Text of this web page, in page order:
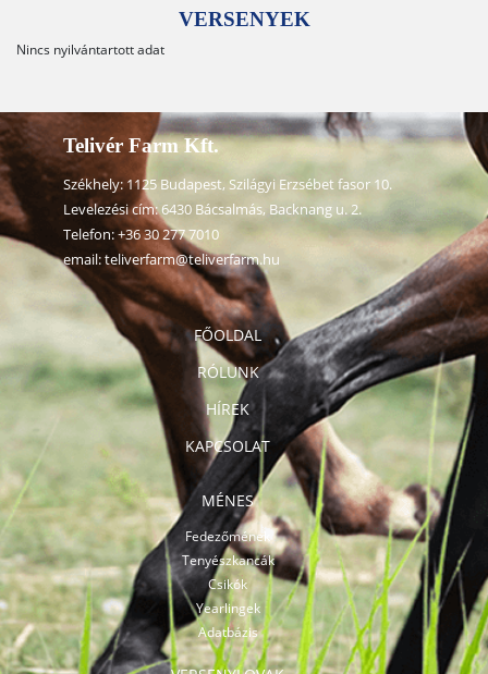
VERSENYEK
Nincs nyilvántartott adat
FŐOLDAL
RÓLUNK
HÍREK
KAPCSOLAT
MÉNES
Fedezőmének
Tenyészkancák
Csikók
Yearlingek
Adatbázis
Telivér Farm Kft.
Székhely: 1125 Budapest, Szilágyi Erzsébet fasor 10.
Levelezési cím: 6430 Bácsalmás, Backnang u. 2.
Telefon:+36 30 277 7010
email:teliverfarm@teliverfarm.hu